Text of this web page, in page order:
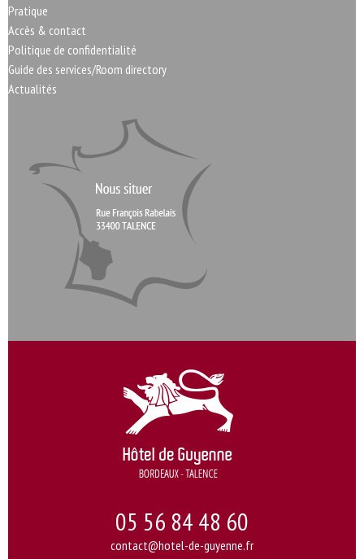
Pratique
Accès & contact
Politique de confidentialité
Guide des services/Room directory
Actualités
05 56 84 48 60
contact@hotel-de-guyenne.fr